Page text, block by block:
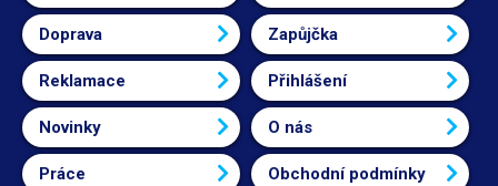
Doprava Zapůjčka
Reklamace Přihlášení
Novinky O nás
Práce Obchodní podmínky